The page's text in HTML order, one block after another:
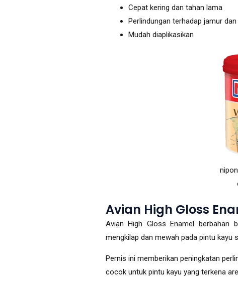
Cepat kering dan tahan lama
Perlindungan terhadap jamur dan
Mudah diaplikasikan
Avian High Gloss
Avian High Gloss Enamel berbahan
mengkilap dan mewah pada pintu kayu
Pernis ini memberikan peningkatan
cocok untuk pintu kayu yang terkena